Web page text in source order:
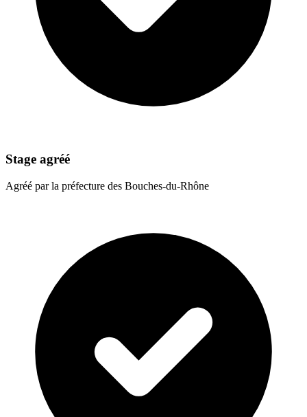
Stage agréé
Agréé par la préfecture des Bouches-du-Rhône